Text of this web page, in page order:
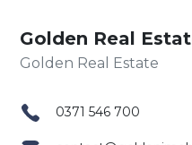
Golden Real
0371 546 700